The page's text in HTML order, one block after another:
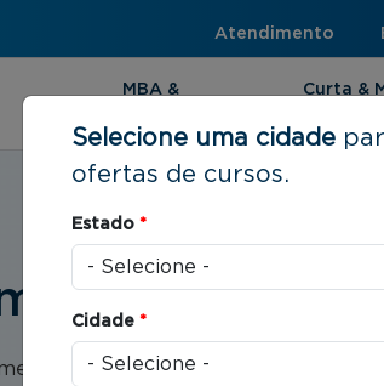
Atendimento
MBA &
Curta &
de órgãos ou empresas públicas.
Selecione uma cidade
ofertas de cursos.
Estado *
Cidade *